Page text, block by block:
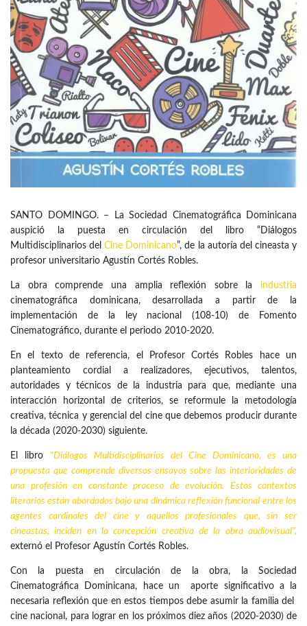
SANTO DOMINGO. – La Sociedad Cinematográfica Dominicana
auspició la puesta en circulación del libro “Diálogos
Multidisciplinarios delCine Dominicano”, de la autoría del cineasta y
profesor universitario Agustín Cortés Robles.
La obra comprende una amplia reflexión sobre la industria
cinematográfica dominicana, desarrollada a partir de la
implementación de la ley nacional (108-10) de Fomento
Cinematográfico, durante el periodo 2010-2020.
En el texto de referencia, el Profesor Cortés Robles hace un
planteamiento cordial a realizadores, ejecutivos, talentos,
autoridades y técnicos de la industria para que, mediante una
interacción horizontal de criterios, se reformule la metodología
creativa, técnica y gerencial del cine que debemos producir durante
la década (2020-2030) siguiente.
El libro “Diálogos Multidisciplinarios del Cine Dominicano, es una
propuesta que comprende diversos ensayos sobre las interioridades de
una profesión en constante proceso de evolución. Estos contextos
literarios están abordados bajo una dinámica reflexión funcional entre los
agentes cardinales del cine y aquellos profesionales que, sin ser
cineastas, inciden en la concepción creativa de la obra audiovisual”,
externó el Profesor Agustín Cortés Robles.
Con la puesta en circulación de la obra, la Sociedad
Cinematográfica Dominicana, hace un aporte significativo a la
necesaria reflexión que en estos tiempos debe asumir la familia del
cine nacional, para lograr en los próximos diez años (2020-2030) de